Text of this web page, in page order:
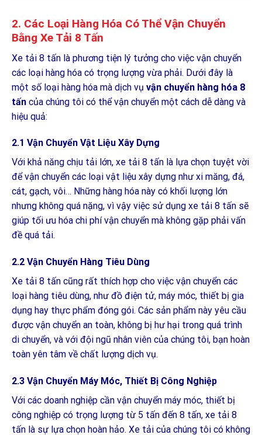
2. Các Loại Hàng Hóa Có Thể Vận Chuyển
Bằng Xe Tải 8 Tấn
Xe tải 8 tấn là phương tiện lý tưởng cho việc vận chuyển
các loại hàng hóa có trọng lượng vừa phải. Dưới đây là
một số loại hàng hóa mà dịch vụ vận chuyển hàng hóa 8
tấn của chúng tôi có thể vận chuyển một cách dễ dàng và
hiệu quả:
2.1 Vận Chuyển Vật Liệu Xây Dựng
Với khả năng chịu tải lớn, xe tải 8 tấn là lựa chọn tuyệt vời
để vận chuyển các loại vật liệu xây dựng như xi măng, đá,
cát, gạch, vôi… Những hàng hóa này có khối lượng lớn
nhưng không quá nặng, vì vậy việc sử dụng xe tải 8 tấn sẽ
giúp tối ưu hóa chi phí vận chuyển mà không gặp phải vấn
đề quá tải.
2.2 Vận Chuyển Hàng Tiêu Dùng
Xe tải 8 tấn cũng rất thích hợp cho việc vận chuyển các
loại hàng tiêu dùng, như đồ điện tử, máy móc, thiết bị gia
dụng hay thực phẩm đóng gói. Các sản phẩm này yêu cầu
được vận chuyển an toàn, không bị hư hại trong quá trình
di chuyển, và với đội ngũ nhân viên của chúng tôi, bạn hoàn
toàn yên tâm về chất lượng dịch vụ.
2.3 Vận Chuyển Máy Móc, Thiết Bị Công Nghiệp
Với các doanh nghiệp cần vận chuyển máy móc, thiết bị
công nghiệp có trọng lượng từ 5 tấn đến 8 tấn, xe tải 8
tấn là sự lựa chọn hoàn hảo. Xe tải của chúng tôi có không